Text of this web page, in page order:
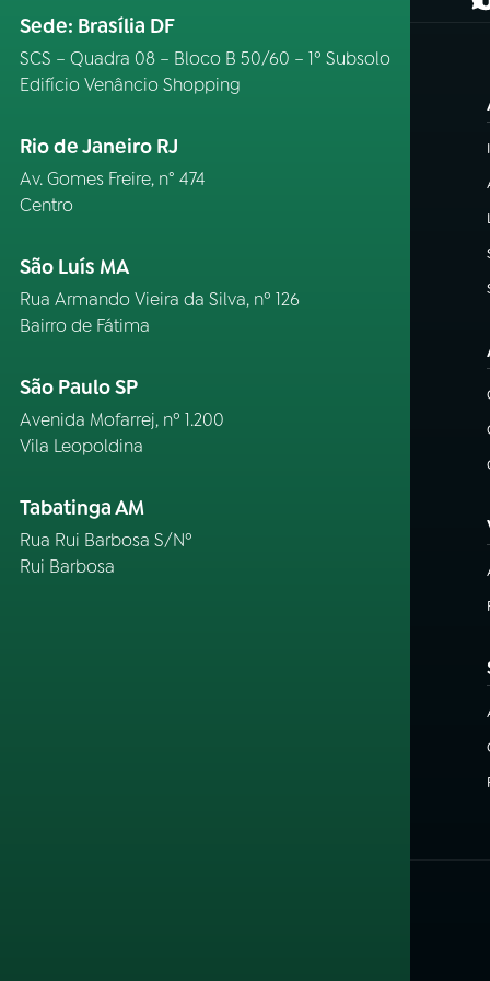
Sede: Brasília DF
SCS – Quadra 08 – Bloco B 50/60 – 1º Subsolo
Edifício Venâncio Shopping
Rio de Janeiro RJ
Av. Gomes Freire, n° 474
Centro
São Luís MA
Rua Armando Vieira da Silva, nº 126
Bairro de Fátima
São Paulo SP
Avenida Mofarrej, nº 1.200
Vila Leopoldina
Tabatinga AM
Rua Rui Barbosa S/Nº
Rui Barbosa